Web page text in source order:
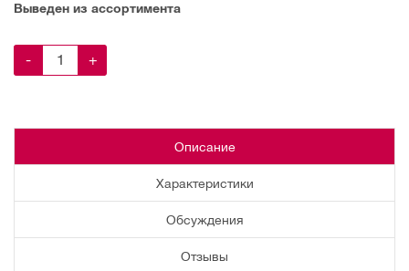
Выведен из ассортимента
- +
Описание
Характеристики
Обсуждения
Отзывы